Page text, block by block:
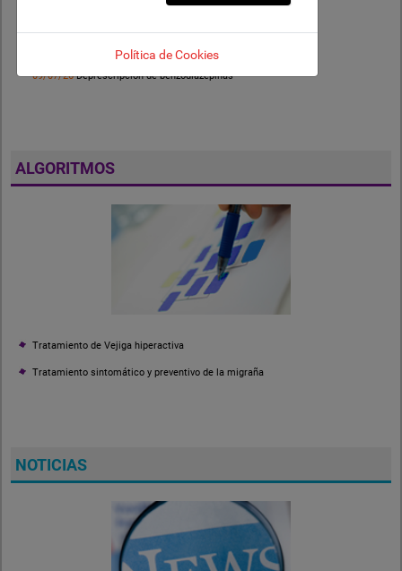
Fibromialgia: revisión de práctica clínica
09/07/26 Deprescripción de benzodiazepinas
ALGORITMOS
Tratamiento de Vejiga hiperactiva
Tratamiento sintomático y preventivo de la migraña
NOTICIAS
Política de Cookies